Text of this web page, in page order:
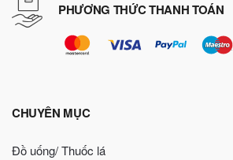
PHƯƠNG THỨC THANH TOÁN
CHUYÊN MỤC
Đồ uống/ Thuốc lá